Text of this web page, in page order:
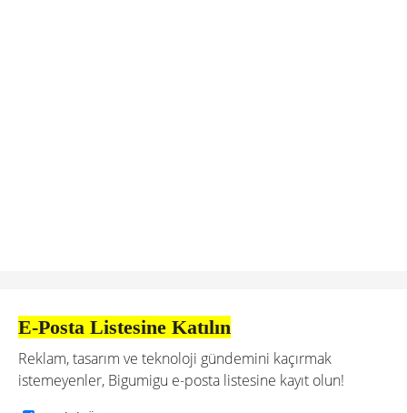
E-Posta Listesine Katılın
Reklam, tasarım ve teknoloji gündemini kaçırmak
istemeyenler, Bigumigu e-posta listesine kayıt olun!